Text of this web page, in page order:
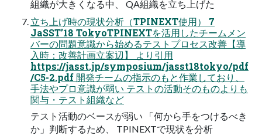
組織が大きくなる中、 QA組織を立ち上げた
⽴ち上げ時の現状分析（TPINEXT使⽤） 7
JaSST’18 TokyoTPINEXTを活用したチームメン
バーの問題意識から始めるテストプロセス改善【導
入時：改善計画立案辺】 より引用
https://jasst.jp/symposium/jasst18tokyo/pdf
/C5-2.pdf 開発チームの指示のもと作業しており、
手法やプロ意識が弱い テストの活動そのものよりも
関与・テスト組織など
テスト活動のベースが弱い 「何から手をつけるべき
か」判断するため、 TPINEXTで現状を分析